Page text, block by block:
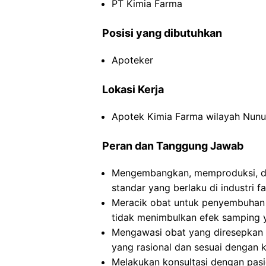
PT Kimia Farma
Posisi yang dibutuhkan
Apoteker
Lokasi Kerja
Apotek Kimia Farma wilayah
Peran dan Tanggung Jawab
Mengembangkan, memproduksi,
standar yang berlaku di industri
Meracik obat untuk
tidak menimbulkan efek samping
Mengawasi obat yang
yang rasional dan sesuai dengan
Melakukan konsultasi dengan